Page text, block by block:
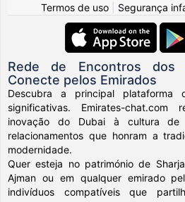
Termos de uso
Segurança
Rede de Encontros dos
Conecte pelos Emirados
Descubra a principal plataforma
significativas. Emirates-
inovação do Dubai à cultura de
relacionamentos que honram a
modernidade.
Quer esteja no património de
Ajman ou em qualquer emirado
indivíduos compatíveis que